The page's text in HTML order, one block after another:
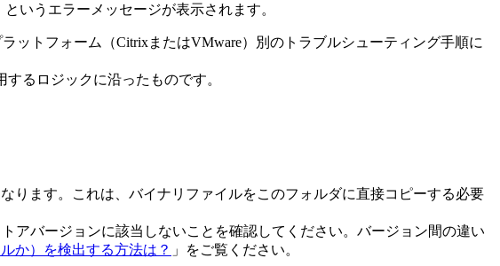
というエラーメッセージが表示されます。
ットフォーム（CitrixまたはVMware）別のトラブルシューティング手順に
るロジックに沿ったものです。
ります。これは、バイナリファイルをこのフォルダに直接コピーする必要
アバージョンに該当しないことを確認してください。バージョン間の違い
か）を検出する方法は？ 」をご覧ください。